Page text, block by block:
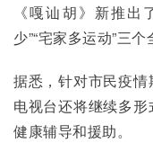
《嘎讪胡》新推出
少”“宅家多运动”三
据悉，针对市民疫
电视台还将继续多
健康辅导和援助。